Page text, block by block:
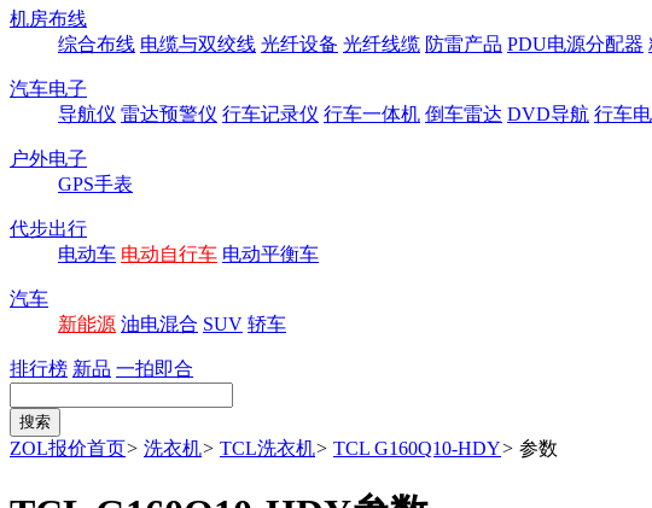
机房布线
综合布线 电缆与双绞线 光纤设备 光纤线缆 防雷产品 PDU电源分配器
汽车电子
导航仪 雷达预警仪 行车记录仪 行车一体机 倒车雷达 DVD导航 行车
户外电子
GPS手表
代步出行
电动车 电动自行车 电动平衡车
汽车
新能源 油电混合 SUV 轿车
排行榜 新品 一拍即合
ZOL报价首页> 洗衣机> TCL洗衣机> TCL G160Q10-HDY> 参数